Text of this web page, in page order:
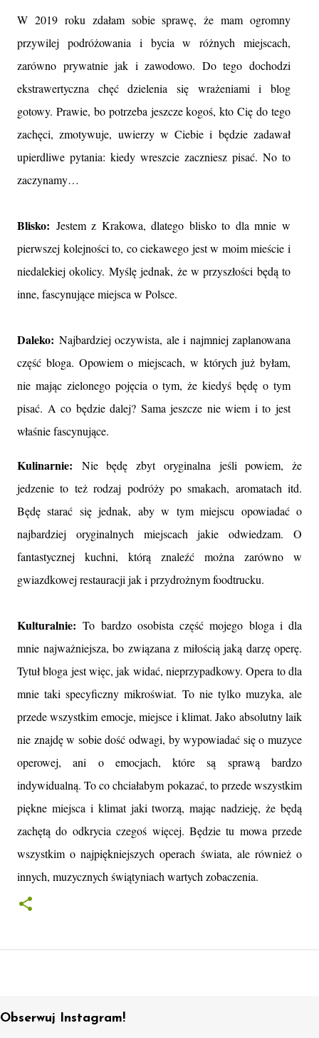
W 2019 roku zdałam sobie sprawę, że mam ogromny
przywilej podróżowania i bycia w różnych miejscach,
zarówno prywatnie jak i zawodowo. Do tego dochodzi
ekstrawertyczna chęć dzielenia się wrażeniami i blog
gotowy. Prawie, bo potrzeba jeszcze kogoś, kto Cię do tego
zachęci, zmotywuje, uwierzy w Ciebie i będzie zadawał
upierdliwe pytania: kiedy wreszcie zaczniesz pisać. No to
zaczynamy…
Blisko: Jestem z Krakowa, dlatego blisko to dla mnie w
pierwszej kolejności to, co ciekawego jest w moim mieście i
niedalekiej okolicy. Myślę jednak, że w przyszłości będą to
inne, fascynujące miejsca w Polsce.
Daleko: Najbardziej oczywista, ale i najmniej zaplanowana
część bloga. Opowiem o miejscach, w których już byłam,
nie mając zielonego pojęcia o tym, że kiedyś będę o tym
pisać. A co będzie dalej? Sama jeszcze nie wiem i to jest
właśnie fascynujące.
Kulinarnie: Nie będę zbyt oryginalna jeśli powiem, że
jedzenie to też rodzaj podróży po smakach, aromatach itd.
Będę starać się jednak, aby w tym miejscu opowiadać o
najbardziej oryginalnych miejscach jakie odwiedzam. O
fantastycznej kuchni, którą znaleźć można zarówno w
gwiazdkowej restauracji jak i przydrożnym foodtrucku.
Kulturalnie: To bardzo osobista część mojego bloga i dla
mnie najważniejsza, bo związana z miłością jaką darzę operę.
Tytuł bloga jest więc, jak widać, nieprzypadkowy. Opera to dla
mnie taki specyficzny mikroświat. To nie tylko muzyka, ale
przede wszystkim emocje, miejsce i klimat. Jako absolutny laik
nie znajdę w sobie dość odwagi, by wypowiadać się o muzyce
operowej, ani o emocjach, które są sprawą bardzo
indywidualną. To co chciałabym pokazać, to przede wszystkim
piękne miejsca i klimat jaki tworzą, mając nadzieję, że będą
zachętą do odkrycia czegoś więcej. Będzie tu mowa przede
wszystkim o najpiękniejszych operach świata, ale również o
innych, muzycznych świątyniach wartych zobaczenia.
Obserwuj Instagram!